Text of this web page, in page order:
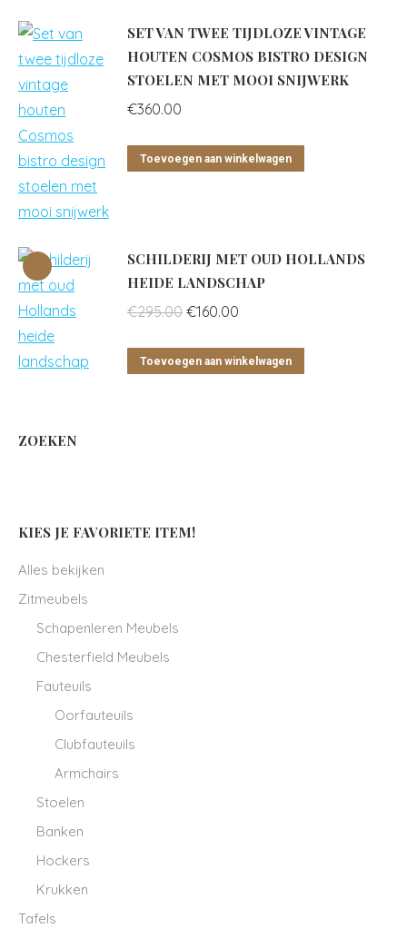
SET VAN TWEE TIJDLOZE VINTAGE
HOUTEN COSMOS BISTRO DESIGN
STOELEN MET MOOI SNIJWERK
€360.00
Toevoegen aan winkelwagen
SCHILDERIJ MET OUD HOLLANDS
HEIDE LANDSCHAP
€295.00 Oorspronkelijke
was:
€160.00
is:
Toevoegen aan winkelwagen
ZOEKEN
KIES JE FAVORIETE ITEM!
Alles bekijken
Zitmeubels
Schapenleren Meubels
Chesterfield Meubels
Fauteuils
Oorfauteuils
Clubfauteuils
Armchairs
Stoelen
Banken
Hockers
Krukken
Tafels